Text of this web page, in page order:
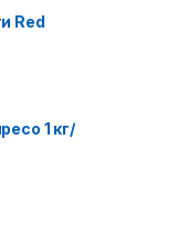
Red
1 кг/